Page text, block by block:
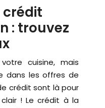
crédit
: trouvez
cuisine, mais
dans les offres de
crédit sont là pour
! Le crédit à la